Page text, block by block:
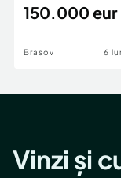
150.000 eur
Brasov 6
Vinzi și